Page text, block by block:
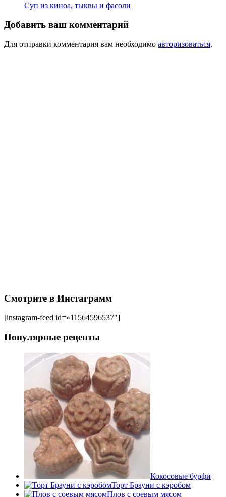
Суп из киноа, тыквы и фасоли
Добавить ваш комментарий
Для отправки комментария вам необходимо авторизоваться.
Смотрите в Инстаграмм
[instagram-feed id=»11564596537″]
Популярные рецепты
Кокосовые бурфи
Торт Брауни с кэробом
Плов с соевым мясом